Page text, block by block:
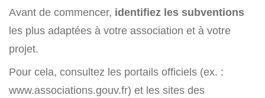
Avant de commencer, identifiez les subventions
les plus adaptées à votre association et à votre
projet.
Pour cela, consultez les portails officiels (ex. :
www.associations.gouv.fr) et les sites des